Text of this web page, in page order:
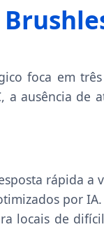
foca em
a ausência de
rápida a
por IA.
locais de